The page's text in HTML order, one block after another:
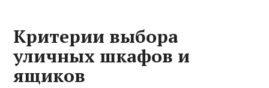
Критерии выбора
уличных шкафов и
ящиков